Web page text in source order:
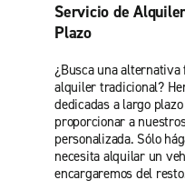
Servicio de
Plazo
¿Busca una
alquiler tradicional?
dedicadas a largo
proporcionar a
personalizada. Sólo
necesita alquilar un
encargaremos del